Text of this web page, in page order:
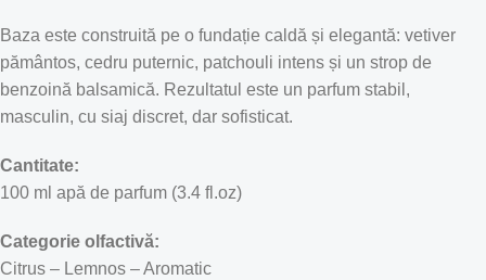
Baza este construită pe o fundație caldă și elegantă: vetiver
pământos, cedru puternic, patchouli intens și un strop de
benzoină balsamică. Rezultatul este un parfum stabil,
masculin, cu siaj discret, dar sofisticat.
Cantitate:
100 ml apă de parfum (3.4 fl.oz)
Categorie olfactivă:
Citrus – Lemnos – Aromatic